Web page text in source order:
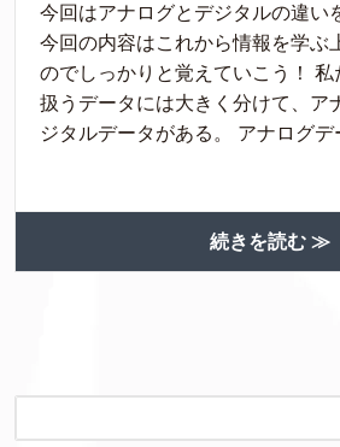
今回はアナログとデジタルの違い
今回の内容はこれから情報を学ぶ
のでしっかりと覚えていこう！
扱うデータには大きく分けて、ア
ジタルデータがある。 アナログ
続きを読む ≫